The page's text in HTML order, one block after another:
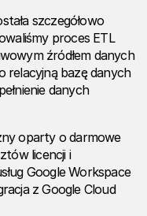
szczegółowo
proces ETL
źródłem danych
relacyjną bazę danych
danych
oparty o darmowe
licencji i
Google Workspace
z Google Cloud